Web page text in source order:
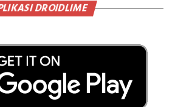
DROIDLIME